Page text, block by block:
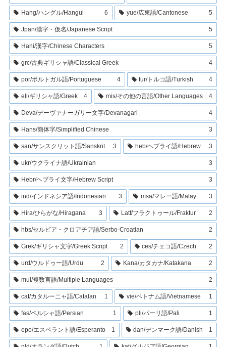
Hang/ハングル/Hangul 6 yue/広東語/Cantonese 5
Jpan/漢字・仮名/Japanese Script 5
Hani/漢字/Chinese Characters 5
grc/古典ギリシャ語/Classical Greek 4
por/ポルトガル語/Portuguese 4 tur/トルコ語/Turkish 4
ell/ギリシャ語/Greek 4 mis/その他の言語/Other Languages 4
Deva/デーヴァナーガリー文字/Devanagari 4
Hans/簡体字/Simplified Chinese 3
san/サンスクリット語/Sanskrit 3 heb/ヘブライ語/Hebrew 3
ukr/ウクライナ語/Ukrainian 3
Hebr/ヘブライ文字/Hebrew Script 3
ind/インドネシア語/Indonesian 3 msa/マレー語/Malay 3
Hira/ひらがな/Hiragana 3 Latf/フラクトゥール/Fraktur 2
hbs/セルビア・クロアチア語/Serbo-Croatian 2
Grek/ギリシャ文字/Greek Script 2 ces/チェコ語/Czech 2
urd/ウルドゥー語/Urdu 2 Kana/カタカナ/Katakana 2
mul/複数言語/Multiple Languages 2
cat/カタルーニャ語/Catalan 1 vie/ベトナム語/Vietnamese 1
fas/ペルシャ語/Persian 1 pli/パーリ語/Pali 1
epo/エスペラント語/Esperanto 1 dan/デンマーク語/Danish 1